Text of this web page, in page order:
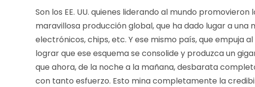
Son los EE. UU. quienes liderando al mundo
maravillosa producción global, que ha dado lugar a
electrónicos, chips, etc. Y ese mismo país, que empuja
lograr que ese esquema se consolide y produzca un
que ahora, de la noche a la mañana, desbarata
con tanto esfuerzo. Esto mina completamente la